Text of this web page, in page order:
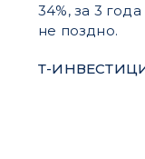
34%, за 3
не поздно.
Т-